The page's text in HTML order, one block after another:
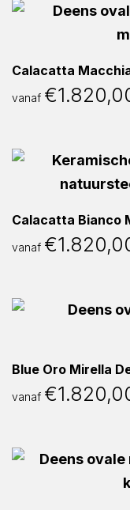
Calacatta
vanaf €
Calacatta Bianco
vanaf €
Blue Oro Mirella
vanaf €